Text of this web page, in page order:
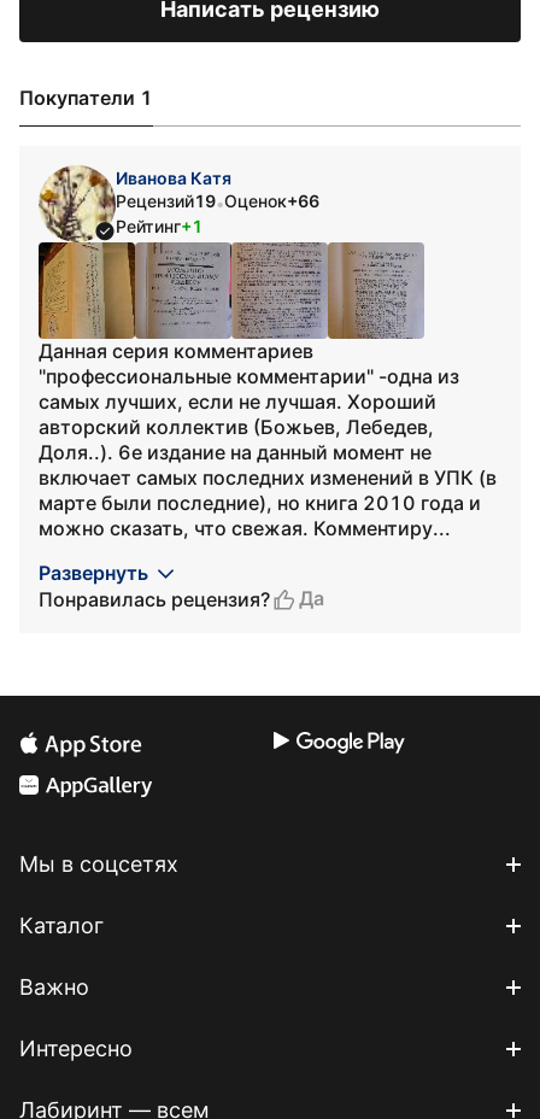
Написать рецензию
Покупатели 1
Иванова Катя
Рецензий19•Оценок+66
Рейтинг+1
Данная серия комментариев
"профессиональные комментарии" -одна из
самых лучших, если не лучшая. Хороший
авторский коллектив (Божьев, Лебедев,
Доля..). 6е издание на данный момент не
включает самых последних изменений в УПК (в
марте были последние), но книга 2010 года и
можно сказать, что свежая. Комментиру...
Развернуть
Понравилась рецензия?
Да
Мы в соцсетях
Каталог
Важно
Интересно
Лабиринт — всем